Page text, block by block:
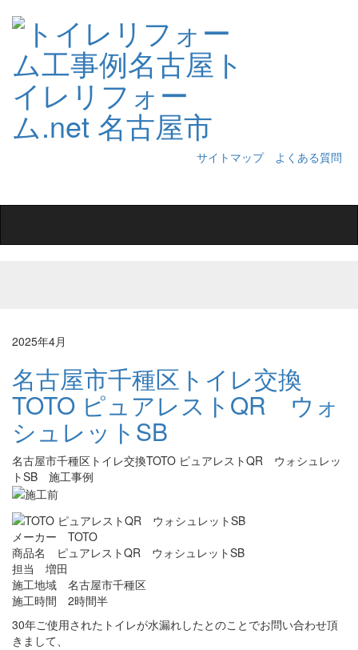
サイトマップ
よくある質問
2025年4月
名古屋市千種区トイレ交換
TOTO ピュアレストQR ウォ
シュレットSB
名古屋市千種区トイレ交換TOTO ピュアレストQR ウォシュレッ
トSB 施工事例
メーカー TOTO
商品名 ピュアレストQR ウォシュレットSB
担当 増田
施工地域 名古屋市千種区
施工時間 2時間半
30年ご使用されたトイレが水漏れしたとのことでお問い合わせ頂
きまして、